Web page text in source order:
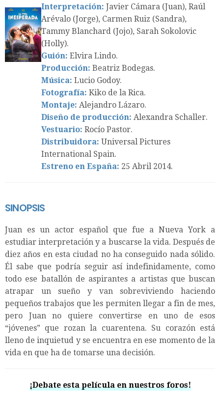
Interpretación: Javier Cámara (Juan), Raúl
Arévalo (Jorge), Carmen Ruiz (Sandra),
Tammy Blanchard (Jojo), Sarah Sokolovic
(Holly).
Guión: Elvira Lindo.
Producción: Beatriz Bodegas.
Música: Lucio Godoy.
Fotografía: Kiko de la Rica.
Montaje: Alejandro Lázaro.
Diseño de producción: Alexandra Schaller.
Vestuario: Rocío Pastor.
Distribuidora: Universal Pictures
International Spain.
Estreno en España: 25 Abril 2014.
SINOPSIS
Juan es un actor español que fue a Nueva York a
estudiar interpretación y a buscarse la vida. Después de
diez años en esta ciudad no ha conseguido nada sólido.
Él sabe que podría seguir así indefinidamente, como
todo ese batallón de aspirantes a artistas que buscan
atrapar un sueño y van sobreviviendo haciendo
pequeños trabajos que les permiten llegar a fin de mes,
pero Juan no quiere convertirse en uno de esos
“jóvenes” que rozan la cuarentena. Su corazón está
lleno de inquietud y se encuentra en ese momento de la
vida en que ha de tomarse una decisión.
¡Debate esta película en nuestros foros!